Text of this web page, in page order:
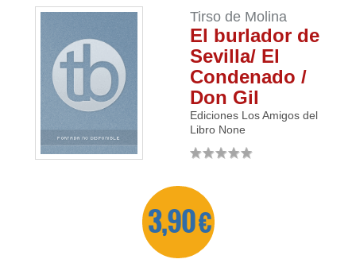
Tirso de Molina
El burlador de
Sevilla/ El
Condenado /
Don Gil
Ediciones Los Amigos del
Libro None
3,90 €